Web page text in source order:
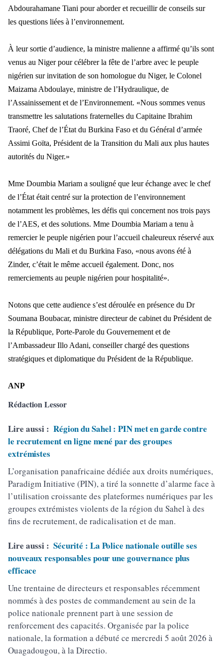
Abdourahamane Tiani pour aborder et recueillir de conseils sur
les questions liées à l’environnement.
À leur sortie d’audience, la ministre malienne a affirmé qu’ils sont
venus au Niger pour célébrer la fête de l’arbre avec le peuple
nigérien sur invitation de son homologue du Niger, le Colonel
Maizama Abdoulaye, ministre de l’Hydraulique, de
l’Assainissement et de l’Environnement. «Nous sommes venus
transmettre les salutations fraternelles du Capitaine Ibrahim
Traoré, Chef de l’État du Burkina Faso et du Général d’armée
Assimi Goïta, Président de la Transition du Mali aux plus hautes
autorités du Niger.»
Mme Doumbia Mariam a souligné que leur échange avec le chef
de l’État était centré sur la protection de l’environnement
notamment les problèmes, les défis qui concernent nos trois pays
de l’AES, et des solutions. Mme Doumbia Mariam a tenu à
remercier le peuple nigérien pour l’accueil chaleureux réservé aux
délégations du Mali et du Burkina Faso, «nous avons été à
Zinder, c’était le même accueil également. Donc, nos
remerciements au peuple nigérien pour hospitalité».
Notons que cette audience s’est déroulée en présence du Dr
Soumana Boubacar, ministre directeur de cabinet du Président de
la République, Porte-Parole du Gouvernement et de
l’Ambassadeur Illo Adani, conseiller chargé des questions
stratégiques et diplomatique du Président de la République.
ANP
Rédaction Lessor
Lire aussi : Région du Sahel : PIN met en garde contre
le recrutement en ligne mené par des groupes
extrémistes
L’organisation panafricaine dédiée aux droits numériques,
Paradigm Initiative (PIN), a tiré la sonnette d’alarme face à
l’utilisation croissante des plateformes numériques par les
groupes extrémistes violents de la région du Sahel à des
fins de recrutement, de radicalisation et de man.
Lire aussi : Sécurité : La Police nationale outille ses
nouveaux responsables pour une gouvernance plus
efficace
Une trentaine de directeurs et responsables récemment
nommés à des postes de commandement au sein de la
police nationale prennent part à une session de
renforcement des capacités. Organisée par la police
nationale, la formation a débuté ce mercredi 5 août 2026 à
Ouagadougou, à la Directio.